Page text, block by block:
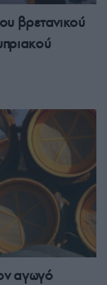
βρετανικού
αγωγό